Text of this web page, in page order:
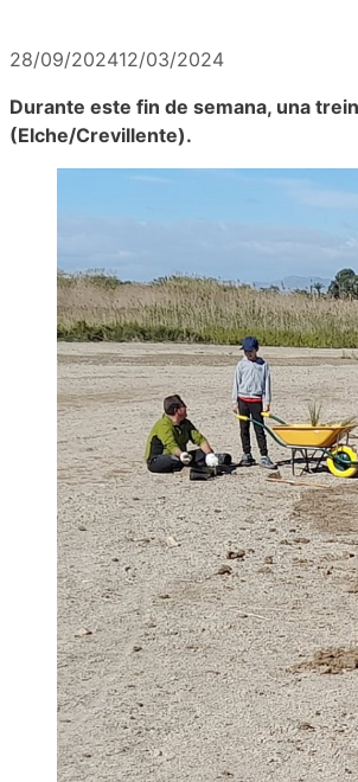
28/09/202412/03/2024
Durante este fin de semana, una
(Elche/Crevillente).